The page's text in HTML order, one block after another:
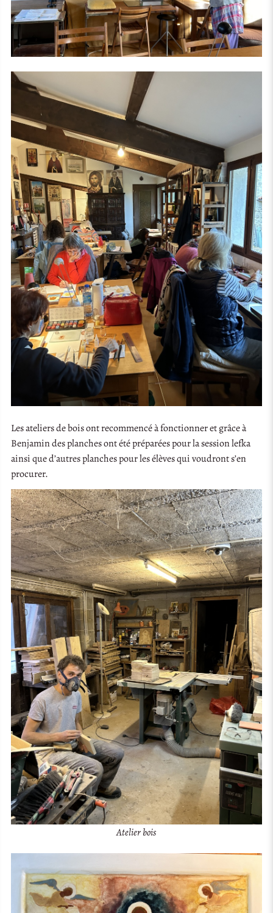
Les ateliers de bois ont recommencé à fonctionner et grâce à
Benjamin des planches ont été préparées pour la session lefka
ainsi que d’autres planches pour les élèves qui voudront s’en
procurer.
Atelier bois